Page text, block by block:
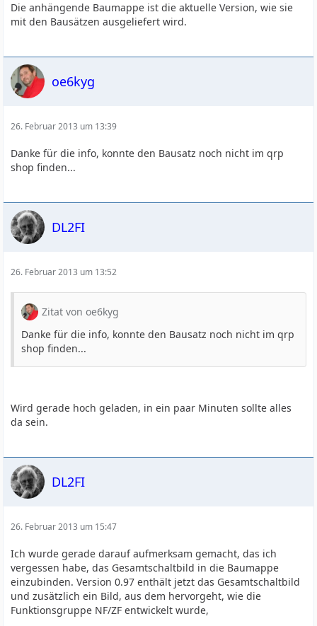
Die anhängende Baumappe ist die aktuelle Version, wie sie
mit den Bausätzen ausgeliefert wird.
oe6kyg
26. Februar 2013 um 13:39
Danke für die info, konnte den Bausatz noch nicht im qrp
shop finden...
DL2FI
26. Februar 2013 um 13:52
Zitat von oe6kyg
Danke für die info, konnte den Bausatz noch nicht im qrp
shop finden...
Wird gerade hoch geladen, in ein paar Minuten sollte alles
da sein.
DL2FI
26. Februar 2013 um 15:47
Ich wurde gerade darauf aufmerksam gemacht, das ich
vergessen habe, das Gesamtschaltbild in die Baumappe
einzubinden. Version 0.97 enthält jetzt das Gesamtschaltbild
und zusätzlich ein Bild, aus dem hervorgeht, wie die
Funktionsgruppe NF/ZF entwickelt wurde,